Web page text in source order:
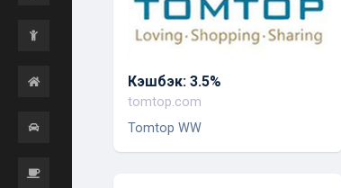
Кэшбэк: 3.5%
tomtop.com
Tomtop WW